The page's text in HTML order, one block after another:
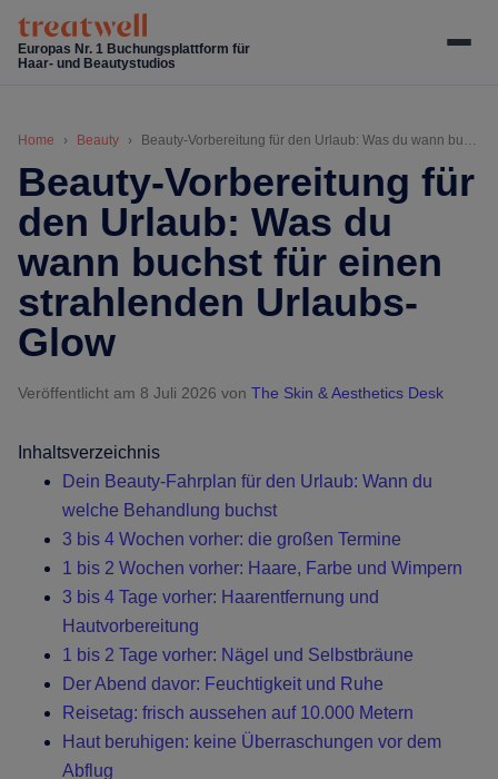
Skip
main
Skip
secondary
Zur
Hauptsidebar
springen
Zur
Fußzeile
springen
Europas Nr. 1 Buchungsplattform für
Haar- und Beautystudios
Home Beauty Beauty-Vorbereitung für den Urlaub: Was du wann buchst für einen strahlenden Urlaubs-Glow
Beauty-Vorbereitung für
den Urlaub: Was du
wann buchst für einen
strahlenden Urlaubs-
Glow
Veröffentlicht am 8 Juli 2026 von The Skin & Aesthetics Desk
Inhaltsverzeichnis
Dein Beauty-Fahrplan für den Urlaub: Wann du
welche Behandlung buchst
3 bis 4 Wochen vorher: die großen Termine
1 bis 2 Wochen vorher: Haare, Farbe und Wimpern
3 bis 4 Tage vorher: Haarentfernung und
Hautvorbereitung
1 bis 2 Tage vorher: Nägel und Selbstbräune
Der Abend davor: Feuchtigkeit und Ruhe
Reisetag: frisch aussehen auf 10.000 Metern
Haut beruhigen: keine Überraschungen vor dem
Abflug